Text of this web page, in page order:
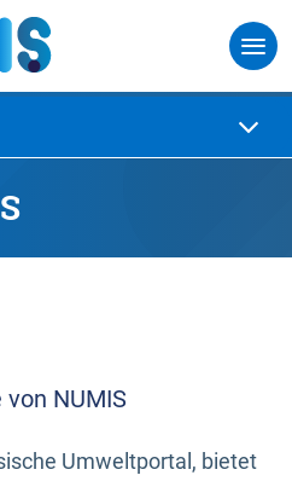
NUMIS
Umweltportal, bietet